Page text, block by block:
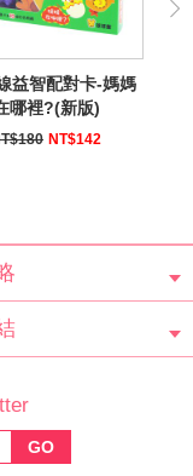
益智配對卡-媽媽
哪裡?(新版)
NT$142
GO